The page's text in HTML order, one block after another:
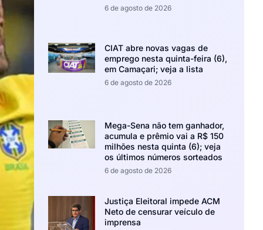
6 de agosto de 2026
CIAT abre novas vagas de
emprego nesta quinta-feira (6),
em Camaçari; veja a lista
6 de agosto de 2026
Mega-Sena não tem ganhador,
acumula e prêmio vai a R$ 150
milhões nesta quinta (6); veja
os últimos números sorteados
6 de agosto de 2026
Justiça Eleitoral impede ACM
Neto de censurar veículo de
imprensa